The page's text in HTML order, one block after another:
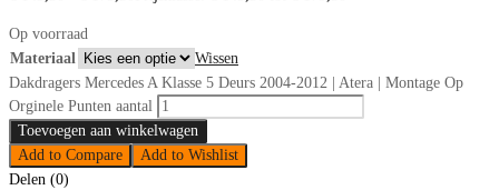
Op voorraad
Materiaal
Wissen
Dakdragers Mercedes A Klasse 5 Deurs 2004-2012 | Atera | Montage Op
Orginele Punten aantal
Toevoegen aan winkelwagen
Add to Compare
Add to Wishlist
Delen (0)